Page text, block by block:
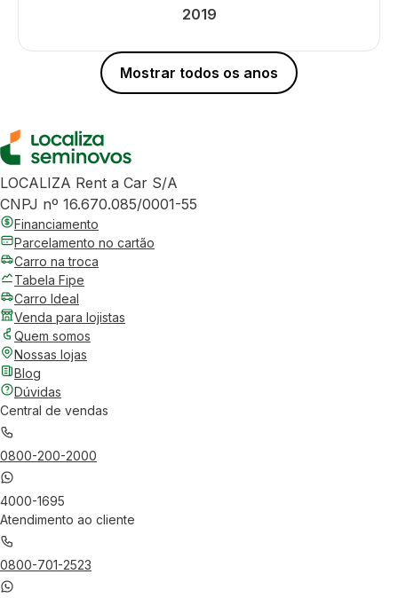
2019
Mostrar todos os anos
LOCALIZA Rent a Car S/A
CNPJ nº 16.670.085/0001-55
Financiamento
Parcelamento no cartão
Carro na troca
Tabela Fipe
Carro Ideal
Venda para lojistas
Quem somos
Nossas lojas
Blog
Dúvidas
Central de vendas
0800-200-2000
4000-1695
Atendimento ao cliente
0800-701-2523